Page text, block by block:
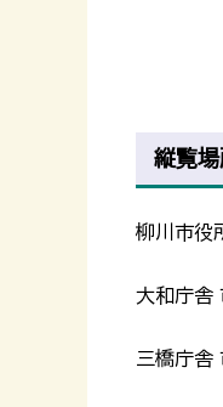
縦覧
柳川市役
大和庁舎
三橋庁舎